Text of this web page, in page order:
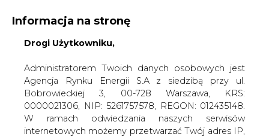
KONTAKT:
WYDAWCA PORTALU:
WYSOKI KONTRAST WIELKOŚĆ TEKSTU A A
ZALOGUJ SIĘ
Informacja na stronę
Drogi Użytkowniku,
Administratorem Twoich danych osobowych jest
Agencja Rynku Energii S.A z siedzibą przy ul.
Bobrowieckiej 3, 00-728 Warszawa, KRS:
0000021306, NIP: 5261757578, REGON: 012435148.
W ramach odwiedzania naszych serwisów
internetowych możemy przetwarzać Twój adres IP,